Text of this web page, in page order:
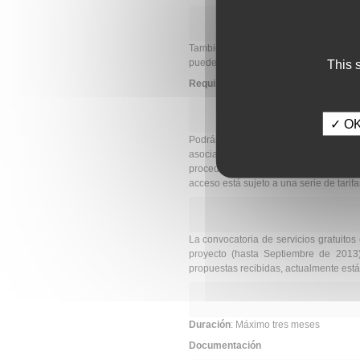
También puede ser subvencionado
puede costeárselos.
Requisitos
Podrán acceder a estos servicios
asociados y sólo a infraestructuras
procedencia del grupo. Para
acceso está sujeto a una serie de
La convocatoria de servicios
proyecto (hasta Septiembre de
propuestas recibidas, actualmente
Duración: Máximo tres meses
Documentación
This
✓